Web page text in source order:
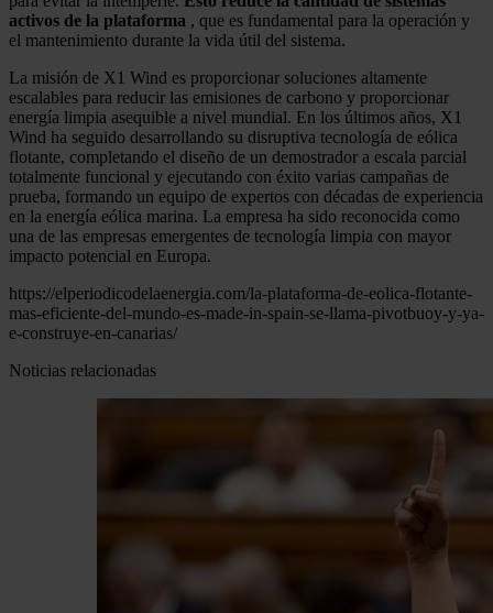
activos de la plataforma , que es fundamental para la operación y
el mantenimiento durante la vida útil del sistema.
La misión de X1 Wind es proporcionar soluciones altamente
escalables para reducir las emisiones de carbono y proporcionar
energía limpia asequible a nivel mundial. En los últimos años, X1
Wind ha seguido desarrollando su disruptiva tecnología de eólica
flotante, completando el diseño de un demostrador a escala parcial
totalmente funcional y ejecutando con éxito varias campañas de
prueba, formando un equipo de expertos con décadas de experiencia
en la energía eólica marina. La empresa ha sido reconocida como
una de las empresas emergentes de tecnología limpia con mayor
impacto potencial en Europa.
https://elperiodicodelaenergia.com/la-plataforma-de-eolica-flotante-
mas-eficiente-del-mundo-es-made-in-spain-se-llama-pivotbuoy-y-ya-
e-construye-en-canarias/
Noticias relacionadas